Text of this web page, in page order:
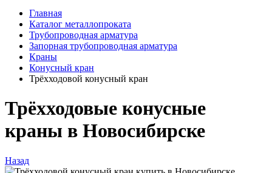
Главная
Каталог металлопроката
Трубопроводная арматура
Запорная трубопроводная арматура
Краны
Конусный кран
Трёхходовой конусный кран
Трёхходовые конусные
краны в Новосибирске
Назад